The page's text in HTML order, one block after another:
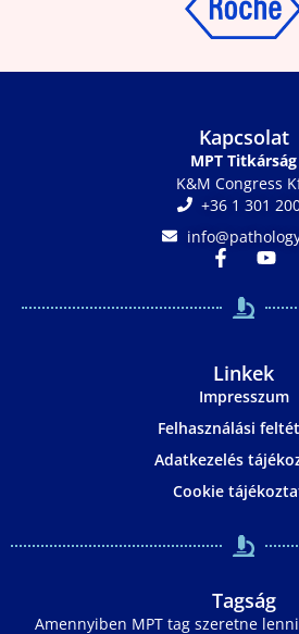
Kapcsolat
MPT Titkárság
K&M Congress
+36 1 301
Linkek
Impresszum
Felhasználási
Adatkezelés
Cookie
Tagság
Amennyiben MPT tag szeretne